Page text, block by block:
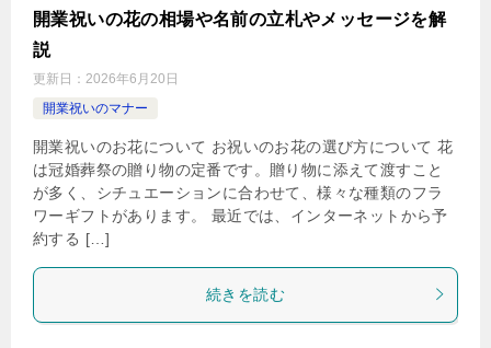
開業祝いの花の相場や名前の立札やメッセージを解
説
更新日： 2026年6月20日
開業祝いのマナー
開業祝いのお花について お祝いのお花の選び方について 花
は冠婚葬祭の贈り物の定番です。贈り物に添えて渡すこと
が多く、シチュエーションに合わせて、様々な種類のフラ
ワーギフトがあります。 最近では、インターネットから予
約する […]
続きを読む